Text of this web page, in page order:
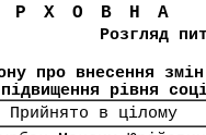
Розгляд
про внесення
підвищення рівня
Прийнято в цілому